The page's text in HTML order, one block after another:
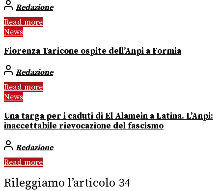
Redazione
Read more
News
Fiorenza Taricone ospite dell’Anpi a Formia
Redazione
Read more
News
Una targa per i caduti di El Alamein a Latina. L’Anpi:
inaccettabile rievocazione del fascismo
Redazione
Read more
Rileggiamo l’articolo 34